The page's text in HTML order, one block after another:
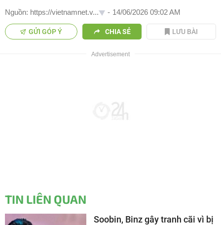
Nguồn: https://vietnamnet.v... - 14/06/2026 09:02 AM
GỬI GÓP Ý CHIA SẺ LƯU BÀI
TIN LIÊN QUAN
Soobin, Binz gây tranh cãi vì bị